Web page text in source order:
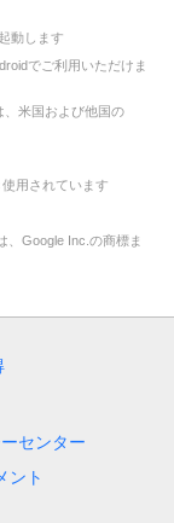
動します
でご利用いただけま
、米国および他国の
用されています
、Google Inc.の商標ま
センター
ント